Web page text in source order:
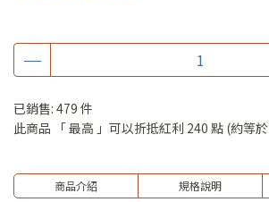
已銷售: 479 件
此商品 「 最高 」可以折抵紅利 240 點 (約等於
商品介紹 規格說明